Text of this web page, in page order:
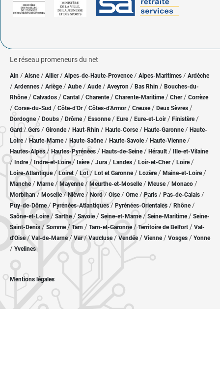
Le réseau promeneurs du net
Ain / Aisne/ Allier/ Alpes-de-Haute-Provence / Alpes-Maritimes / Ardèche
/ Ardennes / Ariège/ Aube/ Aude / Aveyron / Bas Rhin / Bouches-du-
Rhône/ Calvados / Cantal / Charente / Charente-Maritime/ Cher / Corrèze
/ Corse-du-Sud / Côte-d'Or / Côtes-d'Armor/ Creuse/ Deux Sèvres /
Dordogne/ Doubs / Drôme/ Essonne / Eure/ Eure-et-Loir / Finistère/
Gard/Gers / Gironde/ Haut-Rhin / Haute-Corse/ Haute-Garonne/ Haute-
Loire/Haute-Marne/ Haute-Saône/ Haute-Savoie/ Haute-Vienne/
Hautes-Alpes/ Hautes-Pyrénées / Hauts-de-Seine/ Hérault / Ille-et-Vilaine
/ Indre/ Indre-et-Loire/ Isère/ Jura / Landes / Loir-et-Cher/ Loire/
Loire-Atlantique/ Loiret / Lot/ Lot et Garonne/ Lozère / Maine-et-Loire/
Manche/ Marne/ Mayenne/ Meurthe-et-Moselle/ Meuse/ Monaco /
Morbihan/ Moselle/ Nièvre / Nord/ Oise / Orne/Paris / Pas-de-Calais /
Puy-de-Dôme/ Pyrénées-Atlantiques / Pyrénées-Orientales / Rhône/
Saône-et-Loire/ Sarthe/ Savoie/ Seine-et-Marne/ Seine-Maritime/ Seine-
Saint-Denis /Somme/ Tarn / Tarn-et-Garonne/Territoire de Belfort / Val-
d'Oise/ Val-de-Marne/Var/Vaucluse/ Vendée/ Vienne/ Vosges / Yonne
/ Yvelines
Mentions légales